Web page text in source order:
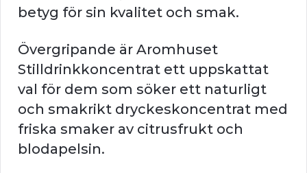
betyg för sin kvalitet och smak.
Övergripande är Aromhuset
Stilldrinkkoncentrat ett uppskattat
val för dem som söker ett naturligt
och smakrikt dryckeskoncentrat med
friska smaker av citrusfrukt och
blodapelsin.